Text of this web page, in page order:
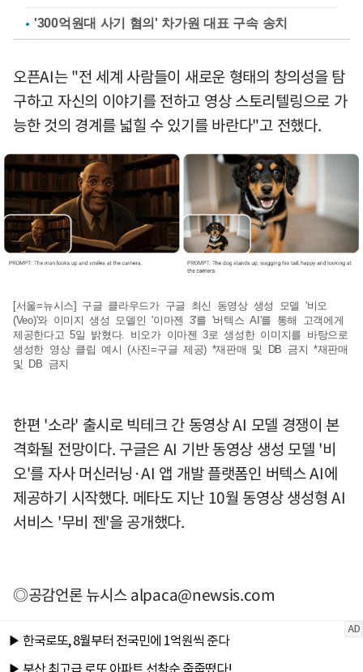
'300억원대 사기 혐의' 차가원 대표 구속 송치
오픈AI는 "전 세계 사람들이 새로운 형태의 창의성을 탐
구하고 자신의 이야기를 전하고 영상 스토리텔링으로 가
능한 것의 경계를 넓힐 수 있기를 바란다"고 전했다.
[서울=뉴시스] 구글 클라우드가 구글 최신 동영상 생성 모델 '비오
(Veo)'와 이미지 생성 모델인 '이마젠 3'를 '버텍스 AI'를 통해 고객에게
제공한다고 5일 밝혔다. 비오가 이마젠 3로 생성한 이미지를 바탕으로
생성한 영상 클립 예시 (사진=구글 제공) *재판매 및 DB 금지 *재판매
및 DB 금지
한편 '소라' 출시로 빅테크 간 동영상 AI 모델 경쟁이 본
격화될 전망이다. 구글은 AI 기반 동영상 생성 모델 '비
오'를 자사 머신러닝·AI 앱 개발 플랫폼인 버텍스 AI에
제공하기 시작했다. 메타도 지난 10월 동영상 생성형 AI
서비스 '무비 젠'을 공개했다.
◎공감언론 뉴시스alpaca@newsis.com